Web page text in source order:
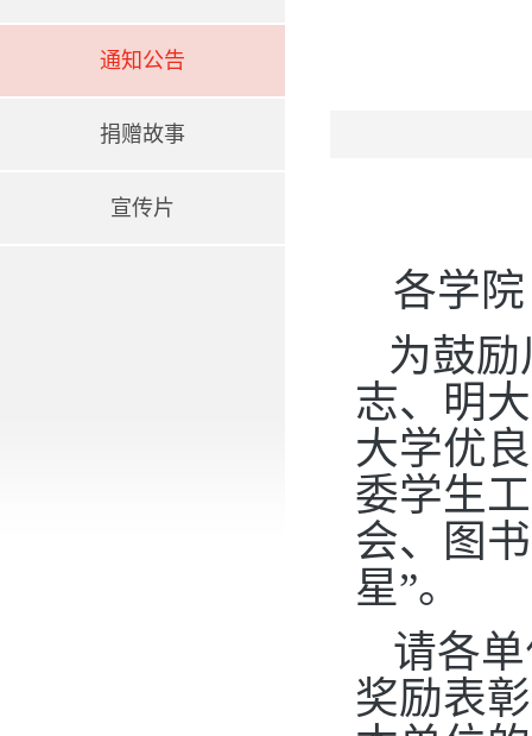
通知公告
捐赠故事
宣传片
各学
为鼓
志、明
大学优
委学生
会、图
星”。
请各
奖励表